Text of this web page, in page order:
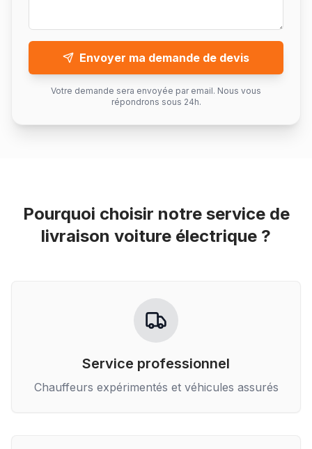
Envoyer ma demande de devis
Votre demande sera envoyée par email. Nous vous
répondrons sous 24h.
Pourquoi choisir notre service de
livraison voiture électrique ?
Service professionnel
Chauffeurs expérimentés et véhicules assurés